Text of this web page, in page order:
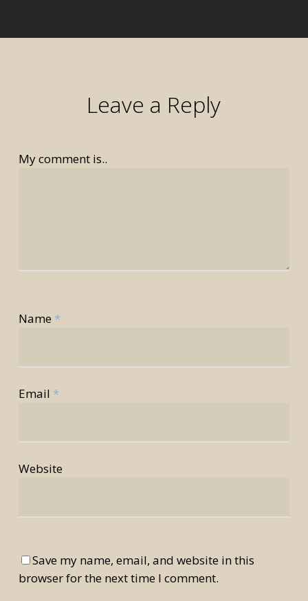
Leave a Reply
My comment is..
Name *
Email *
Website
Save my name, email, and website in this
browser for the next time I comment.